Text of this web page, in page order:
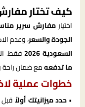
كيف تختار
اختيار مفارش سرير
الجودة والسعر، وعدم
السعودية 2026
فقط.
ما تدفعهمع ضمان راحة
خطوات عملية
•حدد ميزانيتك أولاًقبل